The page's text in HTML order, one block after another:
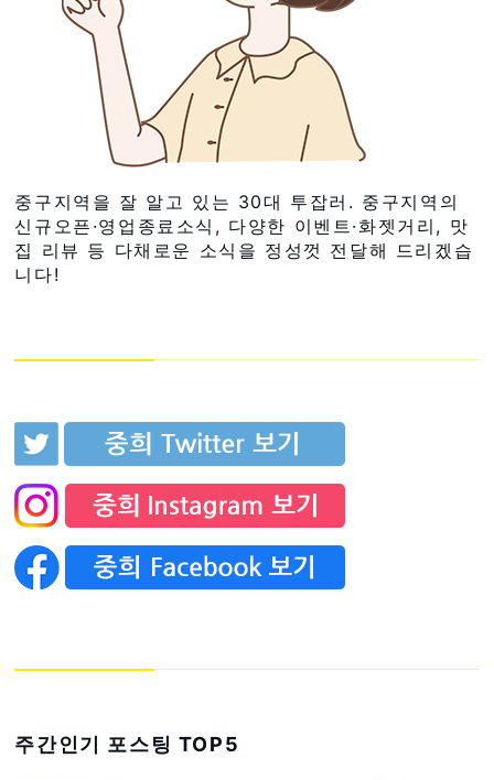
중구지역을 잘 알고 있는 30대 투잡러. 중구지역의
신규오픈·영업종료소식, 다양한 이벤트·화젯거리, 맛
집 리뷰 등 다채로운 소식을 정성껏 전달해 드리겠습
니다!
주간인기 포스팅 TOP5